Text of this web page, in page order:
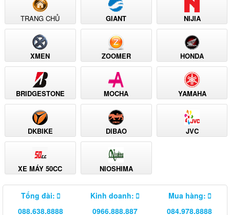
TRANG CHỦ GIANT NIJIA
XMEN ZOOMER HONDA
BRIDGESTONE MOCHA YAMAHA
DKBIKE DIBAO JVC
XE MÁY 50CC NIOSHIMA
Tổng đài:
088.638.8888
Kinh doanh:
0966.888.887
Mua hàng:
084.978.8888